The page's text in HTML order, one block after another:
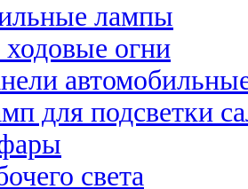
лампы
огни
для подсветки
света